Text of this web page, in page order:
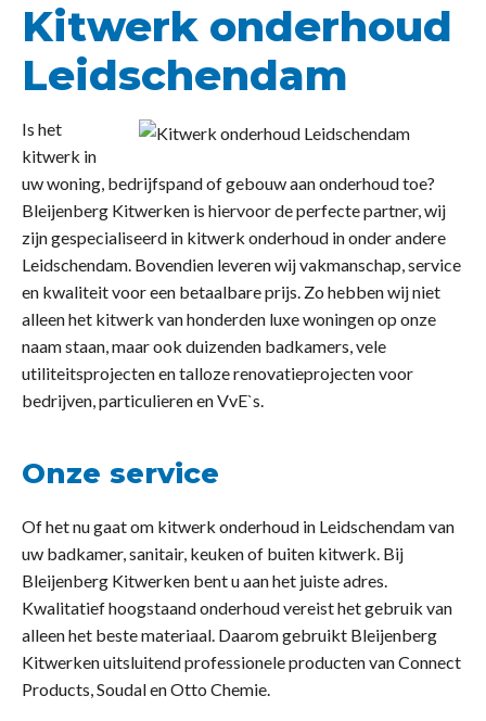
Kitwerk onderhoud
Leidschendam
Is het
kitwerk in
uw woning, bedrijfspand of gebouw aan onderhoud toe?
Bleijenberg Kitwerken is hiervoor de perfecte partner, wij
zijn gespecialiseerd in kitwerk onderhoud in onder andere
Leidschendam. Bovendien leveren wij vakmanschap, service
en kwaliteit voor een betaalbare prijs. Zo hebben wij niet
alleen het kitwerk van honderden luxe woningen op onze
naam staan, maar ook duizenden badkamers, vele
utiliteitsprojecten en talloze renovatieprojecten voor
bedrijven, particulieren en VvE`s.
Onze service
Of het nu gaat om kitwerk onderhoud in Leidschendam van
uw badkamer, sanitair, keuken of buiten kitwerk. Bij
Bleijenberg Kitwerken bent u aan het juiste adres.
Kwalitatief hoogstaand onderhoud vereist het gebruik van
alleen het beste materiaal. Daarom gebruikt Bleijenberg
Kitwerken uitsluitend professionele producten van Connect
Products, Soudal en Otto Chemie.